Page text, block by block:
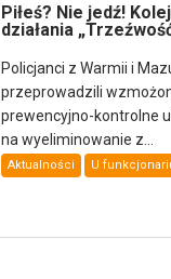
Piłeś? Nie jedź!
działania
Policjanci z Warmii i
przeprowadzili
prewencyjno-kontrolne
na wyeliminowanie z...
Aktualności U